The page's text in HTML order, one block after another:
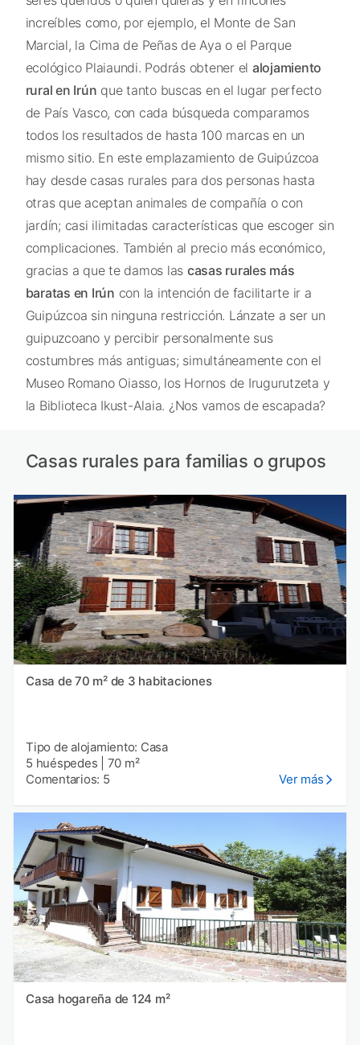
increíbles como, por ejemplo, el Monte de San
Marcial, la Cima de Peñas de Aya o el Parque
ecológico Plaiaundi. Podrás obtener el alojamiento
rural en Irún que tanto buscas en el lugar perfecto
de País Vasco, con cada búsqueda comparamos
todos los resultados de hasta 100 marcas en un
mismo sitio. En este emplazamiento de Guipúzcoa
hay desde casas rurales para dos personas hasta
otras que aceptan animales de compañía o con
jardín; casi ilimitadas características que escoger sin
complicaciones. También al precio más económico,
gracias a que te damos las casas rurales más
baratas en Irún con la intención de facilitarte ir a
Guipúzcoa sin ninguna restricción. Lánzate a ser un
guipuzcoano y percibir personalmente sus
costumbres más antiguas; simultáneamente con el
Museo Romano Oiasso, los Hornos de Irugurutzeta y
la Biblioteca Ikust-Alaia. ¿Nos vamos de escapada?
Casas rurales para familias o grupos
Casa de 70 m² de 3 habitaciones
Tipo de alojamiento: Casa
5 huéspedes
70 m²
Comentarios: 5
Ver más
Casa hogareña de 124 m²